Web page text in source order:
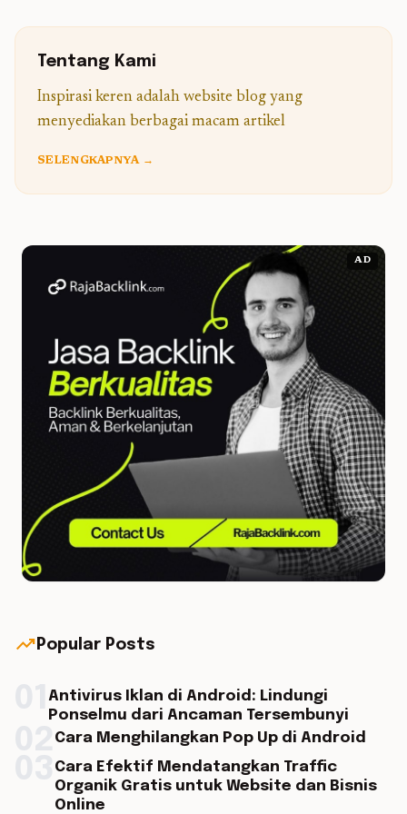
Tentang Kami
Inspirasi keren adalah website blog yang
menyediakan berbagai macam artikel
SELENGKAPNYA →
AD
trending_up Popular Posts
Antivirus Iklan di Android: Lindungi
Ponselmu dari Ancaman Tersembunyi
Cara Menghilangkan Pop Up di Android
Cara Efektif Mendatangkan Traffic
Organik Gratis untuk Website dan Bisnis
Online